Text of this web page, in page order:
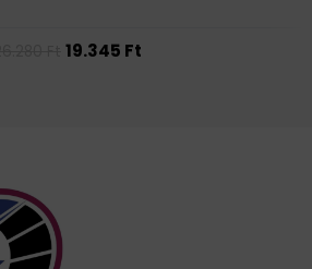
19.345 Ft